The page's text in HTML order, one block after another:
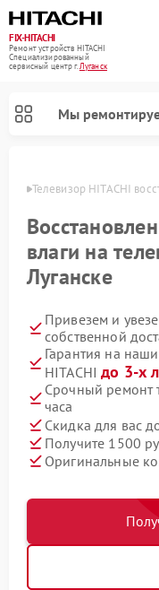
FIX-HITACHI
Ремонт устройств HITACHI
Специализированный
cервисный центр г.Луганск
Мы
Телевизор HITACHI
влаги на
Луганске
Привезем и
собственной
Гарантия на
HITACHIдо 3-х
Срочный ремонт
часа
Скидка для вас
Получите 1500
Оригинальные